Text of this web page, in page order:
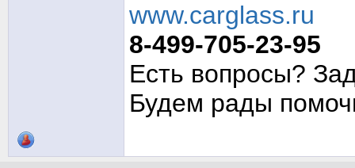
www.carglass.ru
8-499-705-23-95
Есть вопросы?
Будем рады